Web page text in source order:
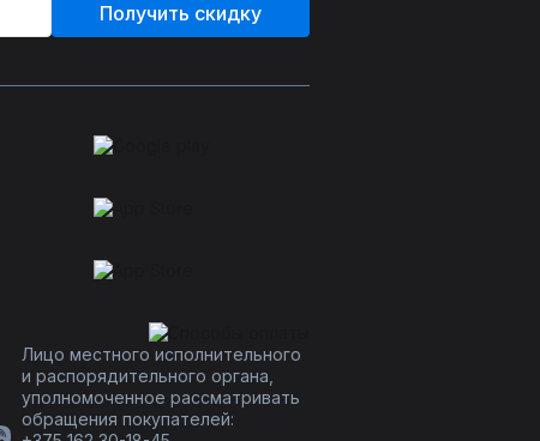
Получить скидку
Лицо местного исполнительного
и распорядительного органа,
уполномоченное рассматривать
обращения покупателей: